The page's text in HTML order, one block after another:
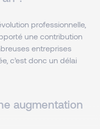
professionnelle,
une contribution
entreprises
c’est donc un délai
augmentation